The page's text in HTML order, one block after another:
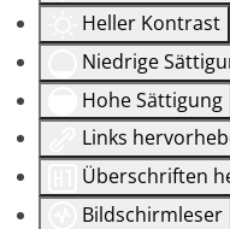
Heller Kontrast
Niedrige
Hohe Sättigung
Links
Überschriften
Bildschirmleser